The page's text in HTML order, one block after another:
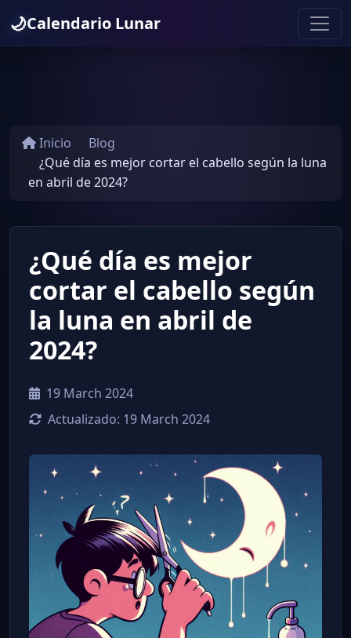
🌙Calendario Lunar
Inicio
Blog
¿Qué día es mejor cortar el cabello según la luna
en abril de 2024?
¿Qué día es mejor
cortar el cabello según
la luna en abril de
2024?
19 March 2024
Actualizado: 19 March 2024